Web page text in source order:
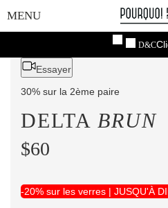
D&C
Essayer
30% sur la 2ème paire
DELTA BRUN
$60
-20% sur les verres | JUSQU'À